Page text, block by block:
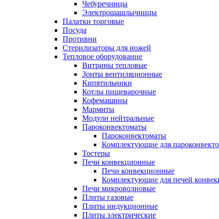
Чебуречницы
Электрошашлычницы
Палатки торговые
Посуда
Противни
Стерилизаторы для ножей
Тепловое оборудование
Витрины тепловые
Зонты вентиляционные
Кипятильники
Котлы пищеварочные
Кофемашины
Мармиты
Модули нейтральные
Пароконвектоматы
Пароконвектоматы
Комплектующие для
Тостеры
Печи конвекционные
Печи конвекционные
Комплектующие для печей
Печи микроволновые
Плиты газовые
Плиты индукционные
Плиты электрические